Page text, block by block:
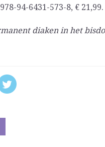
94-6431-573-8, € 21,99.
diaken in het